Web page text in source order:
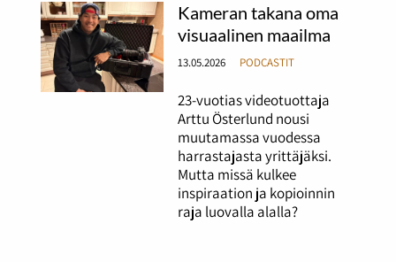
Kameran takana oma
visuaalinen maailma
13.05.2026 PODCASTIT
23-vuotias videotuottaja
Arttu Österlund nousi
muutamassa vuodessa
harrastajasta yrittäjäksi.
Mutta missä kulkee
inspiraation ja kopioinnin
raja luovalla alalla?